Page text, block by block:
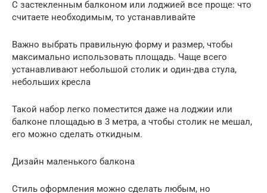
С застекленным балконом или лоджией все проще: что
считаете необходимым, то устанавливайте
Важно выбрать правильную форму и размер, чтобы
максимально использовать площадь. Чаще всего
устанавливают небольшой столик и один-два стула,
небольших кресла
Такой набор легко поместится даже на лоджии или
балконе площадью в 3 метра, а чтобы столик не мешал,
его можно сделать откидным.
Дизайн маленького балкона
Стиль оформления можно сделать любым, но